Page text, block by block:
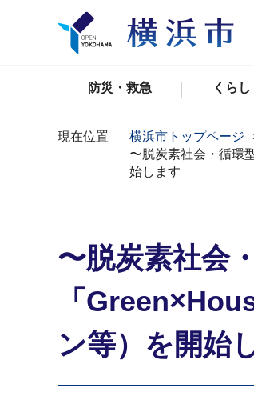
防災・救急 くら
現在位置 横浜市トップページ
〜脱炭素社会・循環
始します
〜脱炭素社会
「
ン等）を開始